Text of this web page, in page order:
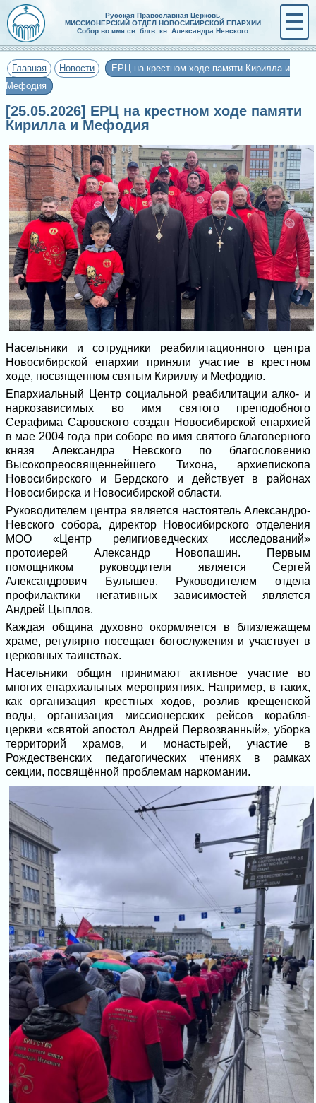
Русская Православная Церковь
МИССИОНЕРСКИЙ ОТДЕЛ НОВОСИБИРСКОЙ ЕПАРХИИ
Собор во имя св. блгв. кн. Александра Невского
☰
Главная Новости
ЕРЦ на крестном ходе памяти Кирилла и
Мефодия
[25.05.2026] ЕРЦ на крестном ходе памяти
Кирилла и Мефодия
Насельники и сотрудники реабилитационного центра
Новосибирской епархии приняли участие в крестном
ходе, посвященном святым Кириллу и Мефодию.
Епархиальный Центр социальной реабилитации алко- и
наркозависимых во имя святого преподобного
Серафима Саровского создан Новосибирской епархией
в мае 2004 года при соборе во имя святого благоверного
князя Александра Невского по благословению
Высокопреосвященнейшего Тихона, архиепископа
Новосибирского и Бердского и действует в районах
Новосибирска и Новосибирской области.
Руководителем центра является настоятель Александро-
Невского собора, директор Новосибирского отделения
МОО «Центр религиоведческих исследований»
протоиерей Александр Новопашин. Первым
помощником руководителя является Сергей
Александрович Булышев. Руководителем отдела
профилактики негативных зависимостей является
Андрей Цыплов.
Каждая община духовно окормляется в близлежащем
храме, регулярно посещает богослужения и участвует в
церковных таинствах.
Насельники общин принимают активное участие во
многих епархиальных мероприятиях. Например, в таких,
как организация крестных ходов, розлив крещенской
воды, организация миссионерских рейсов корабля-
церкви «святой апостол Андрей Первозванный», уборка
территорий храмов, и монастырей, участие в
Рождественских педагогических чтениях в рамках
секции, посвящённой проблемам наркомании.